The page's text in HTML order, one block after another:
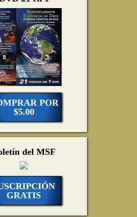
POR
$5.00
del MSF
GRATIS